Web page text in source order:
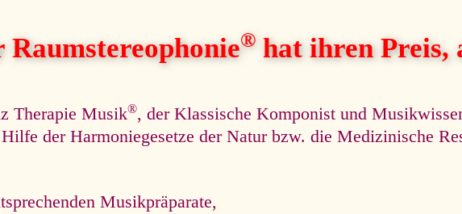
® hat ihren Preis,
Therapie Musik®, der Klassische Komponist und
der Harmoniegesetze der Natur bzw. die Medizinische
Musikpräparate,